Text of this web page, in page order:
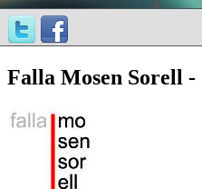
Falla Mosen Sorell